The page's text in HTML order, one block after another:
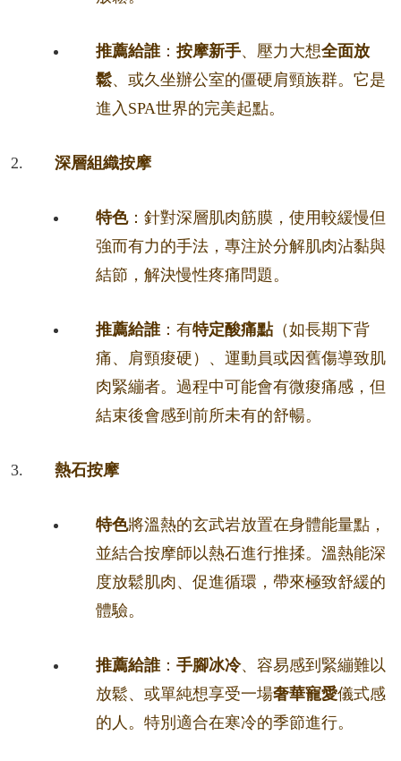
推薦給誰： 按摩新手、壓力大想全面放
鬆、或久坐辦公室的僵硬肩頸族群。它是
進入SPA世界的完美起點。
深層組織按摩
特色：針對深層肌肉筋膜，使用較緩慢但
強而有力的手法，專注於分解肌肉沾黏與
結節，解決慢性疼痛問題。
推薦給誰：有特定酸痛點（如長期下背
痛、肩頸痠硬）、運動員或因舊傷導致肌
肉緊繃者。過程中可能會有微痠痛感，但
結束後會感到前所未有的舒暢。
熱石按摩
特色將溫熱的玄武岩放置在身體能量點，
並結合按摩師以熱石進行推揉。溫熱能深
度放鬆肌肉、促進循環，帶來極致舒緩的
體驗。
推薦給誰： 手腳冰冷、容易感到緊繃難以
放鬆、或單純想享受一場奢華寵愛儀式感
的人。特別適合在寒冷的季節進行。